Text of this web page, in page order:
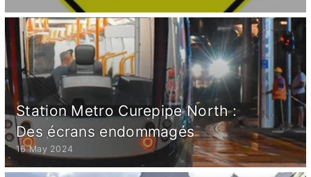
Station Metro Curepipe North :
Des écrans endommagés
16 May 2024